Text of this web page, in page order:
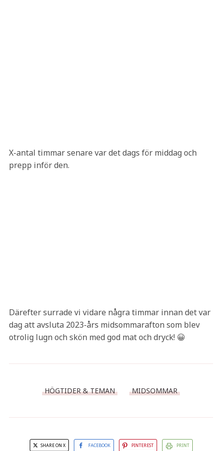
X-antal timmar senare var det dags för middag och
prepp inför den.
Därefter surrade vi vidare några timmar innan det var
dag att avsluta 2023-års midsommarafton som blev
otrolig lugn och skön med god mat och dryck! 😀
HÖGTIDER & TEMAN MIDSOMMAR
SHARE ON X FACEBOOK PINTEREST PRINT